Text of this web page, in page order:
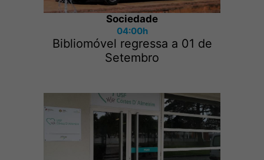
Sociedade
04:00h
Bibliomóvel regressa a 01 de
Setembro